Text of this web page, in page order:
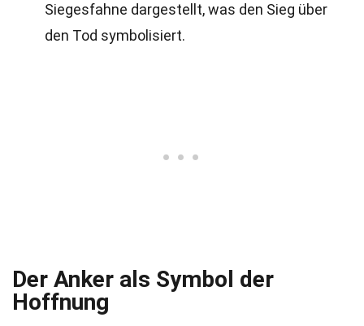
Siegesfahne dargestellt, was den Sieg über
den Tod symbolisiert.
Der Anker als Symbol der
Hoffnung